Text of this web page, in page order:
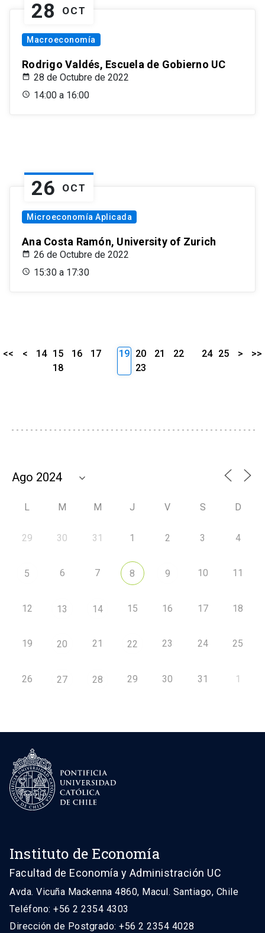
28 OCT
Macroeconomía
Rodrigo Valdés, Escuela de Gobierno UC
28 de Octubre de 2022
14:00 a 16:00
26 OCT
Microeconomía Aplicada
Ana Costa Ramón, University of Zurich
26 de Octubre de 2022
15:30 a 17:30
<< < 14 15 16
17
18
19 20 21
22
23
24 25 > >>
L M M J V S D
29 30 31 1 2 3 4
5 6 7 8 9 10 11
12 13 14 15 16 17 18
19 20 21 22 23 24 25
26 27 28 29 30 31 1
Instituto de Economía
Facultad de Economía y Administración UC
Avda. Vicuña Mackenna 4860, Macul. Santiago, Chile
Teléfono: +56 2 2354 4303
Dirección de Postgrado: +56 2 2354 4028